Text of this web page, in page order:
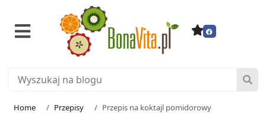
Home Przepisy Przepis na koktajl pomidorowy